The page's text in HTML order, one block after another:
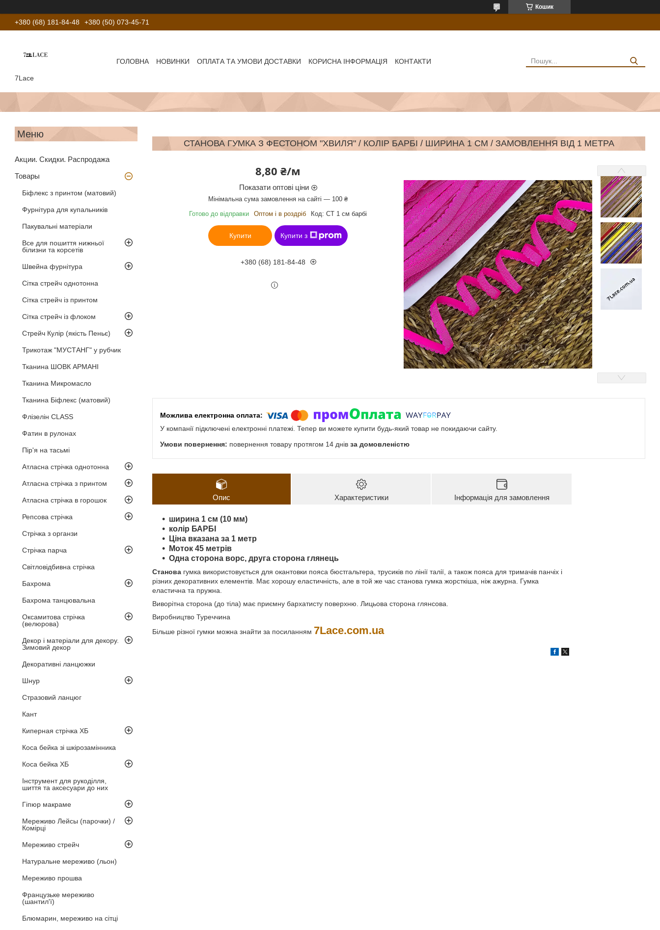
Кошик
+380 (68) 181-84-48 +380 (50) 073-45-71
7Lace
ГОЛОВНА НОВИНКИ ОПЛАТА ТА УМОВИ ДОСТАВКИ КОРИСНА ІНФОРМАЦІЯ КОНТАКТИ
Акции. Скидки. Распродажа
Товары
Біфлекс з принтом (матовий)
Фурнітура для купальників
Пакувальні матеріали
Все для пошиття нижньої
білизни та корсетів
Швейна фурнітура
Сітка стрейч однотонна
Сітка стрейч із принтом
Сітка стрейч із флоком
Стрейч Кулір (якість Пеньє)
Трикотаж "МУСТАНГ" у рубчик
Тканина ШОВК АРМАНІ
Тканина Микромасло
Тканина Біфлекс (матовий)
Флізелін CLASS
Фатин в рулонах
Пір'я на тасьмі
Атласна стрічка однотонна
Атласна стрічка з принтом
Атласна стрічка в горошок
Репсова стрічка
Стрічка з органзи
Стрічка парча
Світловідбивна стрічка
Бахрома
Бахрома танцювальна
Оксамитова стрічка
(велюрова)
Декор і матеріали для декору.
Зимовий декор
Декоративні ланцюжки
Шнур
Стразовий ланцюг
Кант
Киперная стрічка ХБ
Коса бейка зі шкірозамінника
Коса бейка ХБ
Інструмент для рукоділля,
шиття та аксесуари до них
Гіпюр макраме
Мереживо Лейсы (парочки) /
Комірці
Мереживо стрейч
Натуральне мереживо (льон)
Мереживо прошва
Французьке мереживо
(шантил'ї)
Блюмарин, мереживо на сітці
СТАНОВА ГУМКА З ФЕСТОНОМ "ХВИЛЯ" / КОЛІР БАРБІ / ШИРИНА 1 СМ / ЗАМОВЛЕННЯ ВІД 1 МЕТРА
8,80 ₴/м
Показати оптові ціни
Мінімальна сума замовлення на сайті — 100 ₴
Готово до відправки
Оптом і в роздріб Код: СТ 1 см барбі
Купити Купити з
+380 (68) 181-84-48
У компанії підключені електронні платежі. Тепер ви можете купити будь-який товар не покидаючи сайту.
повернення товару протягом 14 днів за домовленістю
Опис Характеристики Інформація для замовлення
ширина 1 см (10 мм)
колір БАРБІ
Ціна вказана за 1 метр
Моток 45 метрів
Одна сторона ворс, друга сторона глянець
Станова гумка використовується для окантовки пояса бюстгальтера, трусиків по лінії талії, а також пояса для тримачів панчіх і
різних декоративних елементів. Має хорошу еластичність, але в той же час станова гумка жорсткіша, ніж ажурна. Гумка
еластична та пружна.
Виворітна сторона (до тіла) має приємну бархатисту поверхню. Лицьова сторона глянсова.
Виробництво Туреччина
Більше різної гумки можна знайти за посиланням 7Lace.com.ua